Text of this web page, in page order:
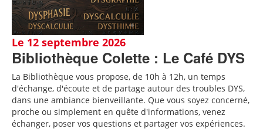
Le 12 septembre 2026
Bibliothèque Colette : Le Café DYS
La Bibliothèque vous propose, de 10h à 12h, un temps
d'échange, d'écoute et de partage autour des troubles DYS,
dans une ambiance bienveillante. Que vous soyez concerné,
proche ou simplement en quête d'informations, venez
échanger, poser vos questions et partager vos expériences.